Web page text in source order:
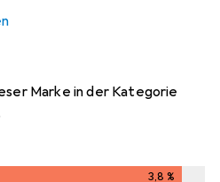
Marke in der Kategorie
3,8 %